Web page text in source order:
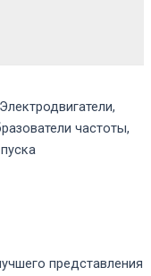
частоты,
представления